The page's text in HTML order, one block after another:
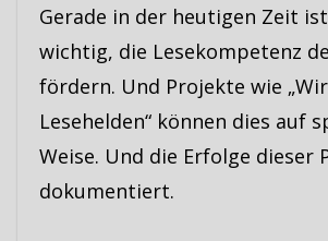
Gerade in der heutigen Zeit
wichtig, die Lesekompetenz
fördern. Und Projekte wie
Lesehelden“ können dies auf
Weise. Und die Erfolge dieser
dokumentiert.